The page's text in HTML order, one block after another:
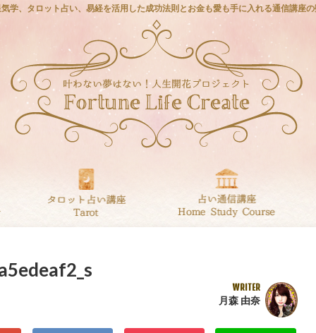
学、タロット占い、易経を活用した成功法則とお金も愛も手に入れる通信講座
WRITER
月森 由奈